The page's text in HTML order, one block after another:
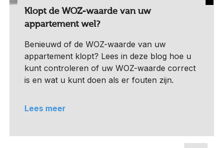
Klopt de WOZ-waarde van uw
appartement wel?
Benieuwd of de WOZ-waarde van uw
appartement klopt? Lees in deze blog hoe u
kunt controleren of uw WOZ-waarde correct
is en wat u kunt doen als er fouten zijn.
Lees meer